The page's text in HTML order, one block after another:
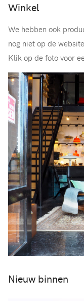
Winkel
We hebben ook
nog niet op de
Klik op de foto voor
Nieuw binnen